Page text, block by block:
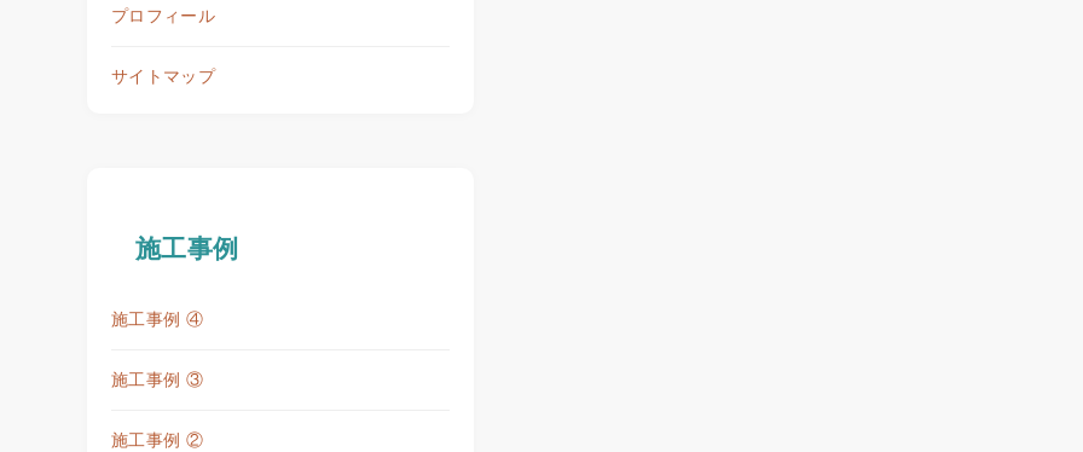
プロフィール
サイトマップ
施工事例
施工事例 ④
施工事例 ③
施工事例 ②